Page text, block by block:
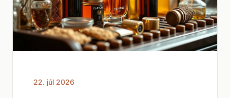
22. júl 2026